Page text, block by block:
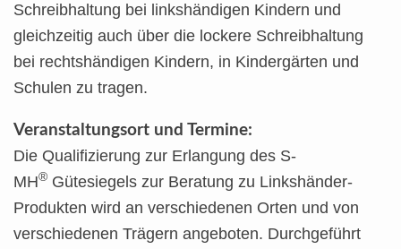
Schreibhaltung bei linkshändigen Kindern und
gleichzeitig auch über die lockere Schreibhaltung
bei rechtshändigen Kindern, in Kindergärten und
Schulen zu tragen.
Veranstaltungsort und Termine:
Die Qualifizierung zur Erlangung des S-
MH® Gütesiegels zur Beratung zu Linkshänder-
Produkten wird an verschiedenen Orten und von
verschiedenen Trägern angeboten. Durchgeführt